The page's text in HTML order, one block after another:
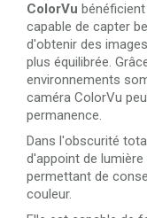
ColorVu
capable de capter
d'obtenir des
plus équilibrée.
environnements
caméra ColorVu
permanence.
Dans l'obscurité
d'appoint de
permettant de
couleur.